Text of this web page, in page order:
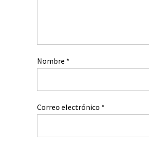
Nombre *
Correo electrónico *